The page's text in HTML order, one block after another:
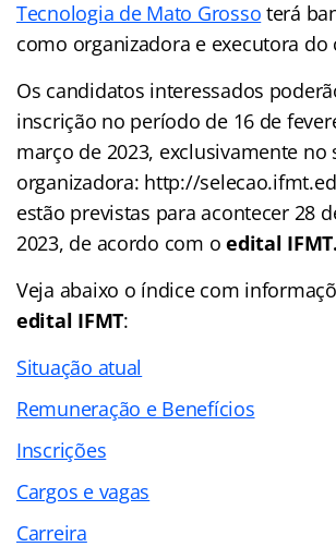
Tecnologia de Mato Grosso terá
como organizadora e executora do
Os candidatos interessados
inscrição no período de 16 de
março de 2023, exclusivamente no
organizadora: http://
estão previstas para acontecer 28
2023, de acordo com oedital IFMT.
Veja abaixo o índicecom
edital IFMT:
Situação atual
Remuneração e Benefícios
Inscrições
Cargos e vagas
Carreira